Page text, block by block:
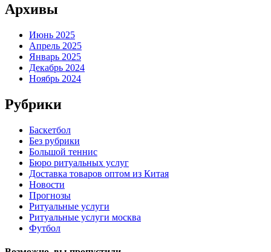
Архивы
Июнь 2025
Апрель 2025
Январь 2025
Декабрь 2024
Ноябрь 2024
Рубрики
Баскетбол
Без рубрики
Большой теннис
Бюро ритуальных услуг
Доставка товаров оптом из Китая
Новости
Прогнозы
Ритуальные услуги
Ритуальные услуги москва
Футбол